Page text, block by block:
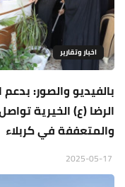
اخبار وتقارير
بالفيديو والصور:
الرضا (ع) الخيرية
والمتعففة في كربلاء